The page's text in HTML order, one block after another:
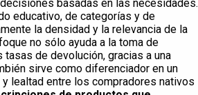
basadas en las necesidades.
educativo, de categorías y de
la densidad y la relevancia de la
no sólo ayuda a la toma de
de devolución, gracias a una
sirve como diferenciador en un
lealtad entre los compradores nativos